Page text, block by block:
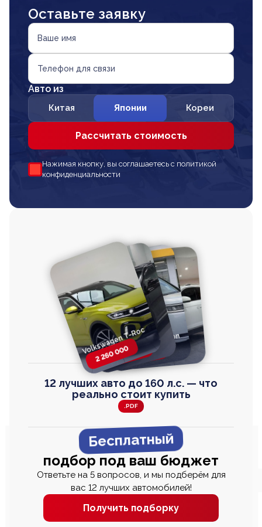
Оставьте заявку
Ваше имя
Телефон для связи
Авто из
Китая Японии Кореи
Рассчитать стоимость
Нажимая кнопку, вы соглашаетесь с политикой
конфиденциальности
Volkswagen T-Roc
2 260 000
Toyota Harrier
2 820 000
Honda Step Wagon
2 820 000
Volkswagen
TAYRON
2 670 000
12 лучших авто до 160 л.с. — что
реально стоит купить
.PDF
Бесплатный
подбор под ваш бюджет
Ответьте на 5 вопросов, и мы подберём для
вас 12 лучших автомобилей!
Получить подборку